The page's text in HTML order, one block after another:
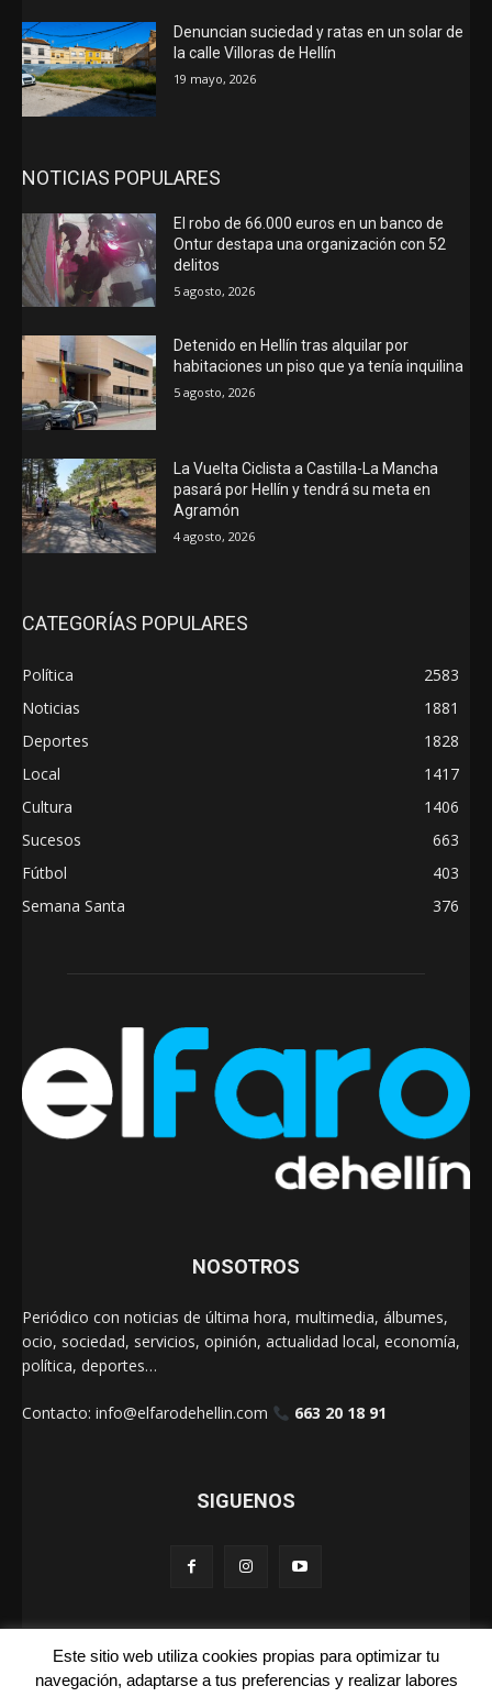
Denuncian suciedad y ratas en un solar de
la calle Villoras de Hellín
19 mayo, 2026
NOTICIAS POPULARES
El robo de 66.000 euros en un banco de
Ontur destapa una organización con 52
delitos
5 agosto, 2026
Detenido en Hellín tras alquilar por
habitaciones un piso que ya tenía inquilina
5 agosto, 2026
La Vuelta Ciclista a Castilla-La Mancha
pasará por Hellín y tendrá su meta en
Agramón
4 agosto, 2026
CATEGORÍAS POPULARES
Política
2583
Noticias
1881
Deportes
1828
Local
1417
Cultura
1406
Sucesos
663
Fútbol
403
Semana Santa
376
NOSOTROS
Periódico con noticias de última hora, multimedia, álbumes,
ocio, sociedad, servicios, opinión, actualidad local, economía,
política, deportes…
Contacto: info@elfarodehellin.com 663 20 18 91
SIGUENOS
El Faro de Hellín 2025
Este sitio web utiliza cookies propias para optimizar tu
navegación, adaptarse a tus preferencias y realizar labores